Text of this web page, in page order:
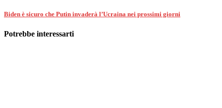
Biden è sicuro che Putin invaderà l’Ucraina nei prossimi giorni
Potrebbe interessarti